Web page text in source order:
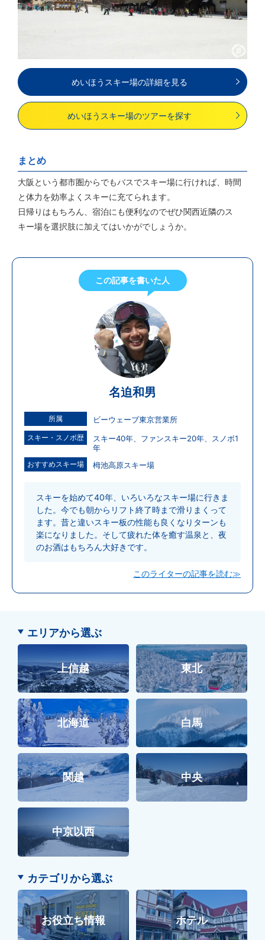
めいほうスキー場の詳細を見る
めいほうスキー場のツアーを探す
まとめ
大阪という都市圏からでもバスでスキー場に行ければ、時間
と体力を効率よくスキーに充てられます。
日帰りはもちろん、宿泊にも便利なのでぜひ関西近隣のス
キー場を選択肢に加えてはいかがでしょうか。
この記事を書いた人
名迫和男
所属 ビーウェーブ東京営業所
スキー・スノボ歴
スキー40年、ファンスキー20年、スノボ1
年
おすすめスキー場 栂池高原スキー場
スキーを始めて40年、いろいろなスキー場に行きま
した。今でも朝からリフト終了時まで滑りまくって
ます。昔と違いスキー板の性能も良くなりターンも
楽になりました。そして疲れた体を癒す温泉と、夜
のお酒はもちろん大好きです。
このライターの記事を読む≫
エリアから選ぶ
上信越 東北
北海道 白馬
関越 中央
中京以西
カテゴリから選ぶ
お役立ち情報 ホテル